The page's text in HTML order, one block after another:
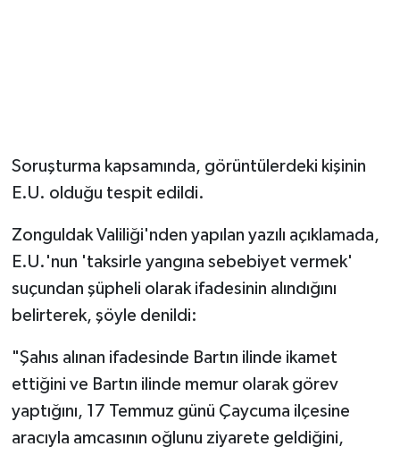
Soruşturma kapsamında, görüntülerdeki kişinin
E.U. olduğu tespit edildi.
Zonguldak Valiliği'nden yapılan yazılı açıklamada,
E.U.'nun 'taksirle yangına sebebiyet vermek'
suçundan şüpheli olarak ifadesinin alındığını
belirterek, şöyle denildi:
"Şahıs alınan ifadesinde Bartın ilinde ikamet
ettiğini ve Bartın ilinde memur olarak görev
yaptığını, 17 Temmuz günü Çaycuma ilçesine
aracıyla amcasının oğlunu ziyarete geldiğini,